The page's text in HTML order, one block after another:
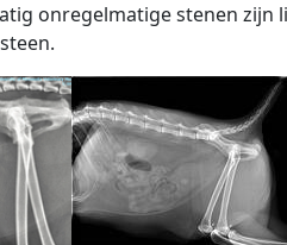
onregelmatige stenen zijn